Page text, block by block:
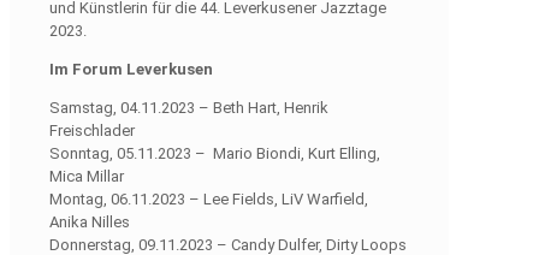
und Künstlerin für die 44. Leverkusener Jazztage
2023.
Im Forum Leverkusen
Samstag, 04.11.2023 – Beth Hart, Henrik
Freischlader
Sonntag, 05.11.2023 – Mario Biondi, Kurt Elling,
Mica Millar
Montag, 06.11.2023 – Lee Fields, LiV Warfield,
Anika Nilles
Donnerstag, 09.11.2023 – Candy Dulfer, Dirty Loops